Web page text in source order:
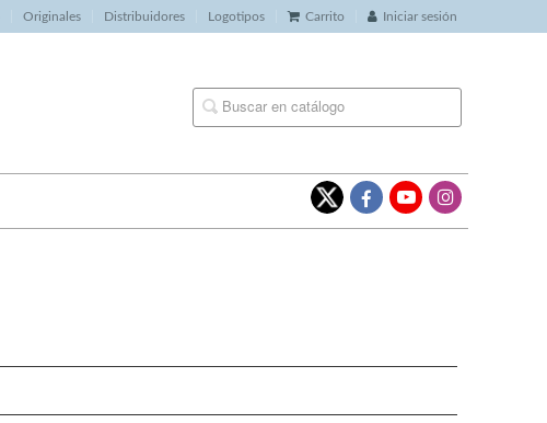
Originales Distribuidores Logotipos Carrito Iniciar sesión